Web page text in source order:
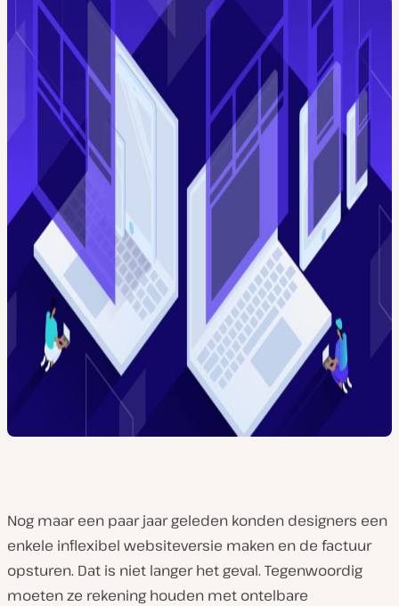
Nog maar een paar jaar geleden konden designers een
enkele inflexibel websiteversie maken en de factuur
opsturen. Dat is niet langer het geval. Tegenwoordig
moeten ze rekening houden met ontelbare